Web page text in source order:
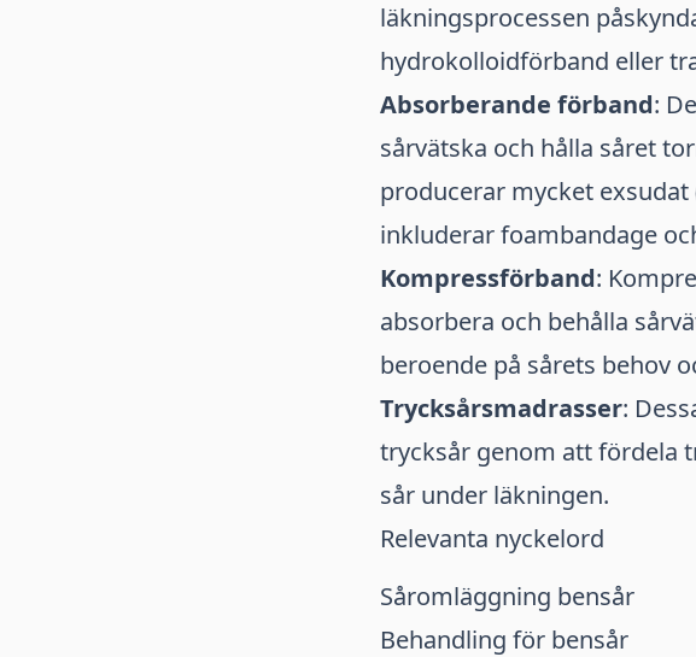
läkningsprocessen
hydrokolloidförband eller
Absorberande förband:
sårvätska och hålla såret
producerar mycket
inkluderar foambandage
Kompressförband:
absorbera och behålla
beroende på sårets behov
Trycksårsmadrasser:
trycksår genom att fördela
sår under läkningen.
Relevanta nyckelord
Såromläggning bensår
Behandling för bensår